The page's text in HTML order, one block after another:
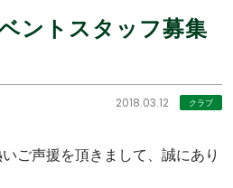
ントスタッフ募集
2018.03.12 クラブ
ご声援を頂きまして、誠にあり